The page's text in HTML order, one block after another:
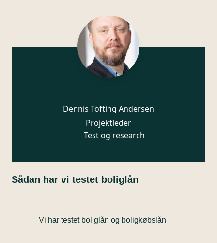
Dennis Tofting Andersen
Projektleder
Test og research
Sådan har vi testet boliglån
Vi har testet boliglån og boligkøbslån